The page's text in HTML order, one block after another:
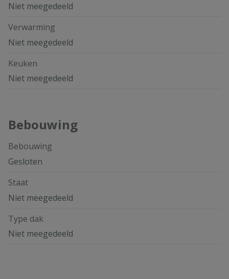
Niet meegedeeld
Verwarming
Niet meegedeeld
Keuken
Niet meegedeeld
Bebouwing
Bebouwing
Gesloten
Staat
Niet meegedeeld
Type dak
Niet meegedeeld